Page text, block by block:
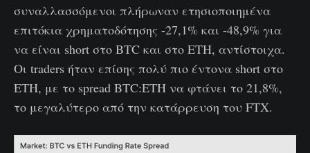
συναλλασσόμενοι πλήρωναν ετησιοποιημένα
επιτόκια χρηματοδότησης -27,1% και -48,9% για
να είναι short στο BTC και στο ETH, αντίστοιχα.
Οι traders ήταν επίσης πολύ πιο έντονα short στο
ETH, με το spread BTC:ETH να φτάνει το 21,8%,
το μεγαλύτερο από την κατάρρευση του FTX.